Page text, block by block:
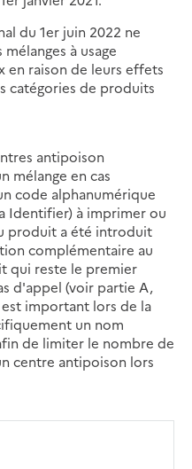
du 1er juin 2022 ne
à usage
en raison de leurs effets
catégories de produits
antipoison
mélange en cas
code alphanumérique
Identifier) à imprimer ou
produit a été introduit
complémentaire au
qui reste le premier
d'appel (voir partie A,
important lors de la
un nom
de limiter le nombre de
centre antipoison lors